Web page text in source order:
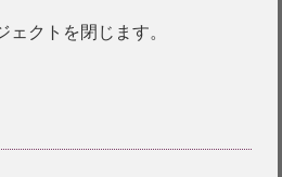
ェクトを閉じます。